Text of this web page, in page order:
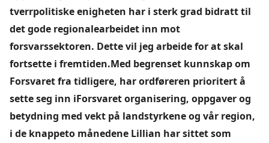
tverrpolitiske enigheten har i sterk grad bidratt til
det gode regionalearbeidet inn mot
forsvarssektoren. Dette vil jeg arbeide for at skal
fortsette i fremtiden.Med begrenset kunnskap om
Forsvaret fra tidligere, har ordføreren prioritert å
sette seg inn iForsvaret organisering, oppgaver og
betydning med vekt på landstyrkene og vår region,
i de knappeto månedene Lillian har sittet som